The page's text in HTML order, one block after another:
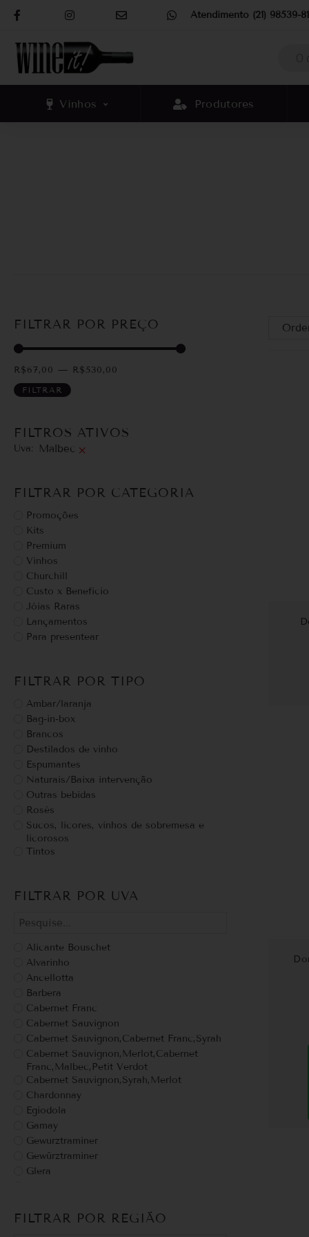
Atendimento (21) 98539-
Vinhos Produtores
FILTRAR POR PREÇO
R$67,00 — R$ 530,00
FILTRAR
FILTROS ATIVOS
Uva: Malbec ×
FILTRAR POR CATEGORIA
Promoções
Kits
Premium
Vinhos
Churchill
Custo x Benefício
Jóias Raras
Lançamentos
Para presentear
FILTRAR POR TIPO
Ambar/laranja
Bag-in-box
Brancos
Destilados de vinho
Espumantes
Naturais/Baixa intervenção
Outras bebidas
Rosés
Sucos, licores, vinhos de sobremesa e
licorosos
Tintos
FILTRAR POR UVA
Alicante Bouschet
Alvarinho
Ancellotta
Barbera
Cabernet Franc
Cabernet Sauvignon
Cabernet Sauvignon,Cabernet Franc,Syrah
Cabernet Sauvignon,Merlot,Cabernet
Franc,Malbec,Petit Verdot
Cabernet Sauvignon,Syrah,Merlot
Chardonnay
Egiodola
Gamay
Gewurztraminer
Gewürztraminer
Glera
Malbec
FILTRAR POR REGIÃO